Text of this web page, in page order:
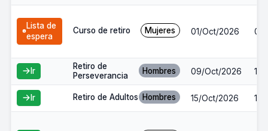
Lista de
espera
Curso de retiro Mujeres 01/Oct/2026
Ir
Retiro de
Perseverancia
Hombres 09/Oct/2026
Ir Retiro de Adultos Hombres 15/Oct/2026